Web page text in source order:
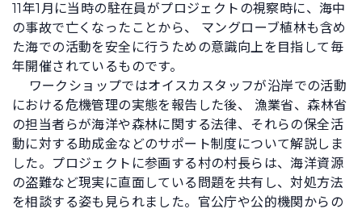
11年1月に当時の駐在員がプロジェクトの視察時に、海中
の事故で亡くなったことから、 マングローブ植林も含め
た海での活動を安全に行うための意識向上を目指して毎
年開催されているものです。
ワークショップではオイスカスタッフが沿岸での活動
における危機管理の実態を報告した後、 漁業省、森林省
の担当者らが海洋や森林に関する法律、それらの保全活
動に対する助成金などのサポート制度について解説しま
した。プロジェクトに参画する村の村長らは、海洋資源
の盗難など現実に直面している問題を共有し、対処方法
を相談する姿も見られました。官公庁や公的機関からの